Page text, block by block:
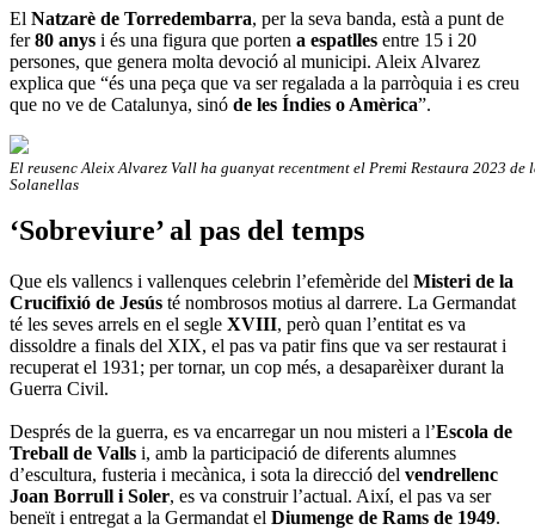
El Natzarè de Torredembarra, per la seva banda, està a punt de
fer80 anys i és una figura que porten a espatlles entre 15 i 20
persones, que genera molta devoció al municipi. Aleix Alvarez
explica que “és una peça que va ser regalada a la parròquia i es creu
que no ve de Catalunya, sinó de les Índies o Amèrica”.
El reusenc Aleix Alvarez Vall ha guanyat recentment el Premi Restaura 2023
Solanellas
‘Sobreviure’ al pas del temps
Que els vallencs i vallenques celebrin l’efemèride del Misteri de la
Crucifixió de Jesús té nombrosos motius al darrere. La Germandat
té les seves arrels en el segle XVIII, però quan l’entitat es va
dissoldre a finals del XIX, el pas va patir fins que va ser restaurat i
recuperat el 1931; per tornar, un cop més, a desaparèixer durant la
Guerra Civil.
Després de la guerra, es va encarregar un nou misteri a l’Escola de
Treball de Valls i, amb la participació de diferents alumnes
d’escultura, fusteria i mecànica, i sota la direcció del vendrellenc
Joan Borrull i Soler, es va construir l’actual. Així, el pas va ser
beneït i entregat a la Germandat el Diumenge de Rams de 1949.